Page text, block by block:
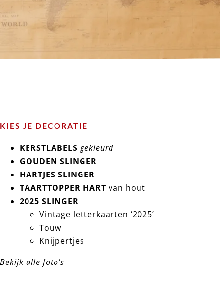
KIES JE DECORATIE
KERSTLABELS gekleurd
GOUDEN SLINGER
HARTJES SLINGER
TAARTTOPPER HART van hout
2025 SLINGER
Vintage letterkaarten ‘2025’
Touw
Knijpertjes
Bekijk alle foto’s